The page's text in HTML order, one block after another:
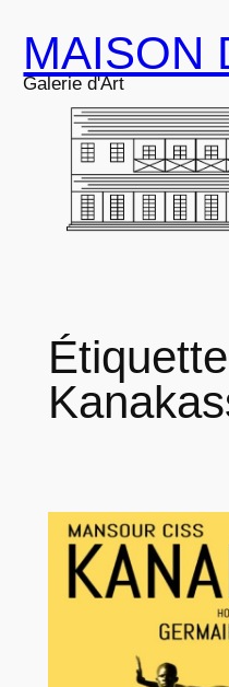
contenu
MAISON
Galerie d'Art